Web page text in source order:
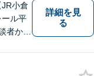
JR小倉
ル平
者から
に御
詳細を見
る